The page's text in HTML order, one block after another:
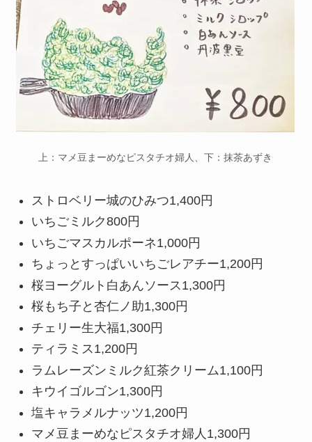
上：マメ豆まーめなピスタチオ婦人、下：抹茶あずき
ストロベリー城のひみつ1,400円
いちごミルク800円
いちごマスカルポーネ1,000円
ちょっとすっぱいいちごレアチー1,200円
桜ヨーグルト白あんソース 1,300円
桜もち子と杏仁ノ助1,300円
チェリー生大福1,300円
ティラミス1,200円
ラムレーズンミルク紅茶クリーム1,100円
キウイゴルゴン1,300円
塩キャラメルナッツ1,200円
マメ豆まーめなピスタチオ婦人 1,300円